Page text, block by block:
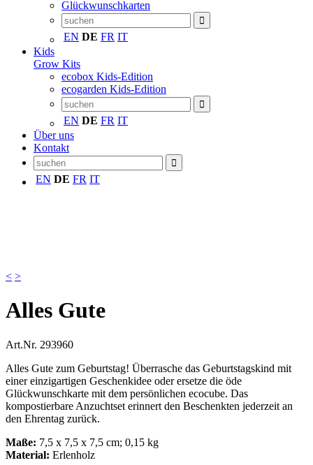
Glückwunschkarten
EN DE FR IT
Kids
Grow Kits
ecobox Kids-Edition
ecogarden Kids-Edition
EN DE FR IT
Über uns
Kontakt
EN DE FR IT
< >
Alles Gute
Art.Nr. 293960
Alles Gute zum Geburtstag! Überrasche das Geburtstagskind mit
einer einzigartigen Geschenkidee oder ersetze die öde
Glückwunschkarte mit dem persönlichen ecocube. Das
kompostierbare Anzuchtset erinnert den Beschenkten jederzeit an
den Ehrentag zurück.
Maße: 7,5 x 7,5 x 7,5 cm; 0,15 kg
Material: Erlenholz